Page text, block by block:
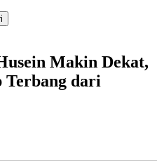
Makin Dekat,
Terbang dari